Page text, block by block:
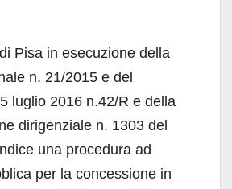
Pisa in esecuzione della
n. 21/2015 e del
luglio 2016 n.42/R e della
dirigenziale n. 1303 del
una procedura ad
per la concessione in